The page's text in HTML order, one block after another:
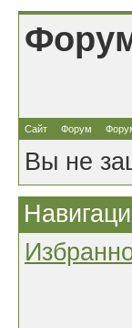
Сайт Форум
Вы не